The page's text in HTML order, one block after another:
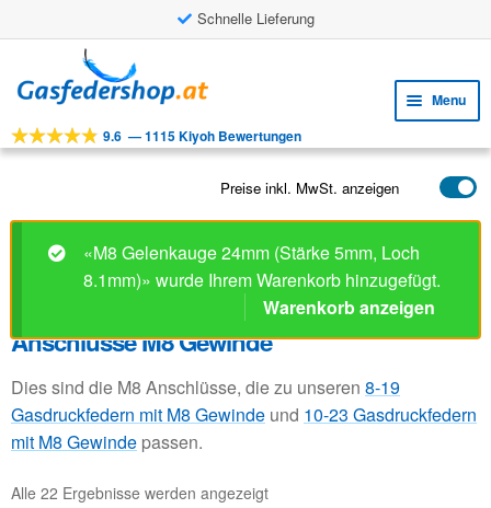
Schnelle Lieferung
to
navigation
to
content
Menu
WERKZEUGE
menu
KUNDENSERVICE
9.6 —1115 Kiyoh Bewertungen
Preise inkl. MwSt. anzeigen
«M8 Gelenkauge 24mm (Stärke 5mm, Loch
8.1mm)» wurde Ihrem Warenkorb hinzugefügt.
Warenkorb anzeigen
Anschlüsse M8 Gewinde
Dies sind die M8 Anschlüsse, die zu unseren 8-19
Gasdruckfedern mit M8 Gewinde und 10-23 Gasdruckfedern
mit M8 Gewinde passen.
Alle 22 Ergebnisse werden angezeigt